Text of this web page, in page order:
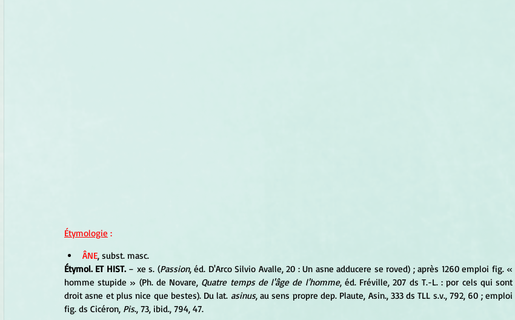
Étymologie :
ÂNE, subst. masc.
Étymol. ET HIST. − xe s. (Passion, éd. D'Arco Silvio Avalle, 20 : Un asne adducere se roved) ; après 1260 emploi fig. «
homme stupide » (Ph. de Novare, Quatre temps de l'âge de l'homme, éd. Fréville, 207 ds T.-L. : por cels qui sont
droit asne et plus nice que bestes). Du lat. asinus, au sens propre dep. Plaute, Asin., 333 ds TLL s.v., 792, 60 ; emploi
fig. ds Cicéron, Pis., 73, ibid., 794, 47.